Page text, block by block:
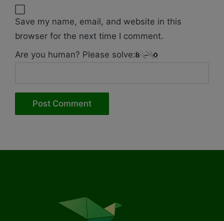
Save my name, email, and website in this
browser for the next time I comment.
Are you human? Please solve: